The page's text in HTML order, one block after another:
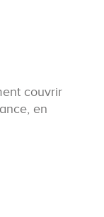
couvrir
en